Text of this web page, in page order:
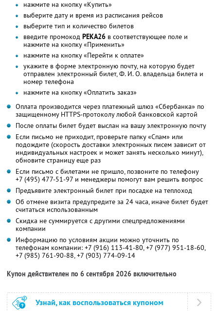
нажмите на кнопку «Купить»
выберите дату и время из расписания рейсов
выберите тип и количество билетов
введите промокод РЕКА26 в соответствующее поле и
нажмите на кнопку «Применить»
нажмите на кнопку «Перейти к оплате»
укажите в форме электронную почту, на которую будет
отправлен электронный билет, Ф. И. О. владельца билета и
номер телефона
нажмите на кнопку «Оплатить заказ»
Оплата производится через платежный шлюз «Сбербанка» по
защищенному HTTPS-протоколу любой банковской картой
После оплаты билет будет выслан на вашу электронную почту
Если письмо не приходит, проверьте папку «Спам» или
подождите (скорость доставки электронных писем зависит от
индивидуальных настроек и может занять несколько минут),
обновите страницу еще раз
Если письмо с билетами не пришло, позвоните по телефону
+7 (495) 477-51-97 и менеджеры помогут вам решить вопрос
Предъявите электронный билет при посадке на теплоход
Об отмене визита предупредите за 24 часа, иначе билет будет
считаться использованным
Скидка не суммируется с другими спецпредложениями
компании
Информацию по условиям акции можно уточнить по
телефонам компании: +7 (916) 113-41-80, +7 (977) 951-18-60,
+7 (985) 761-90-88, +7 (903) 774-09-14
Купон действителен по 6 сентября 2026 включительно
Узнай, как воспользоваться купоном